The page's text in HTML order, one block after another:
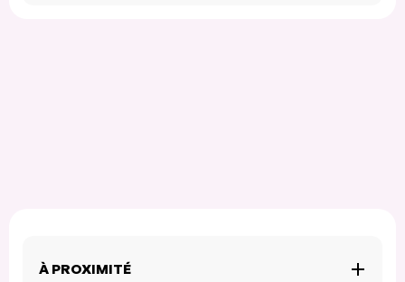
À PROXIMITÉ